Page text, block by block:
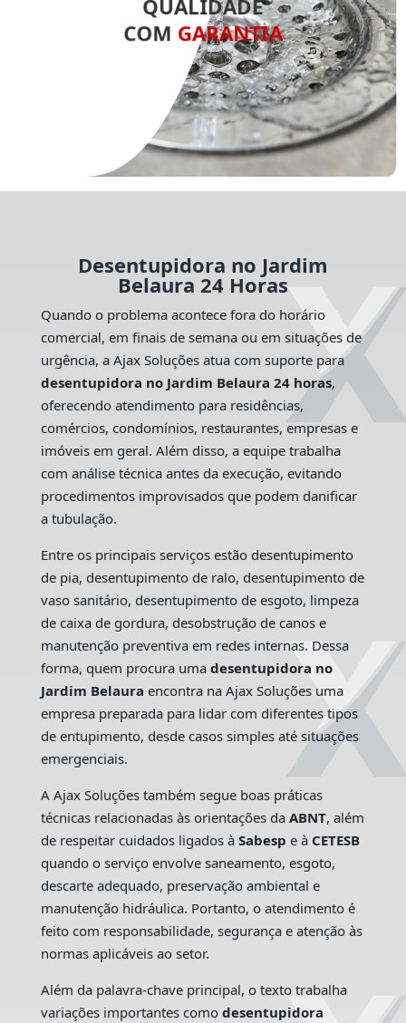
QUALIDADE
COM GARANTIA
Desentupidora no Jardim
Belaura 24 Horas
Quando o problema acontece fora do horário
comercial, em finais de semana ou em situações de
urgência, a Ajax Soluções atua com suporte para
desentupidora no Jardim Belaura 24 horas,
oferecendo atendimento para residências,
comércios, condomínios, restaurantes, empresas e
imóveis em geral. Além disso, a equipe trabalha
com análise técnica antes da execução, evitando
procedimentos improvisados que podem danificar
a tubulação.
Entre os principais serviços estão desentupimento
de pia, desentupimento de ralo, desentupimento de
vaso sanitário, desentupimento de esgoto, limpeza
de caixa de gordura, desobstrução de canos e
manutenção preventiva em redes internas. Dessa
forma, quem procura uma desentupidora no
Jardim Belaura encontra na Ajax Soluções uma
empresa preparada para lidar com diferentes tipos
de entupimento, desde casos simples até situações
emergenciais.
A Ajax Soluções também segue boas práticas
técnicas relacionadas às orientações da ABNT, além
de respeitar cuidados ligados à Sabesp e à CETESB
quando o serviço envolve saneamento, esgoto,
descarte adequado, preservação ambiental e
manutenção hidráulica. Portanto, o atendimento é
feito com responsabilidade, segurança e atenção às
normas aplicáveis ao setor.
Além da palavra-chave principal, o texto trabalha
variações importantes como desentupidora